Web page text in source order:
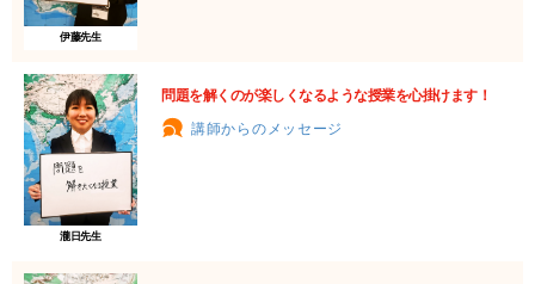
伊藤先生
瀧日先生
問題を解くのが楽しくなるような授業を心掛けます！
講師からのメッセージ